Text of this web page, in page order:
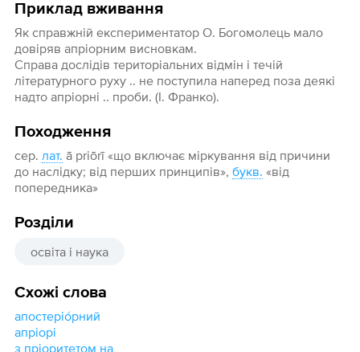
Приклад вживання
Як справжній експериментатор О. Богомолець мало
довіряв апріорним висновкам.
Справа дослідів територіальних відмін і течій
літературного руху .. не поступила наперед поза деякі
надто апріорні .. проби. (І. Франко).
Походження
сер. лат. ā priōrī «що включає міркування від причини
до наслідку; від перших принципів», букв. «від
попередника»
Розділи
освіта і наука
Схожі слова
апостеріо́рний
апріорі
з пріоритетом на